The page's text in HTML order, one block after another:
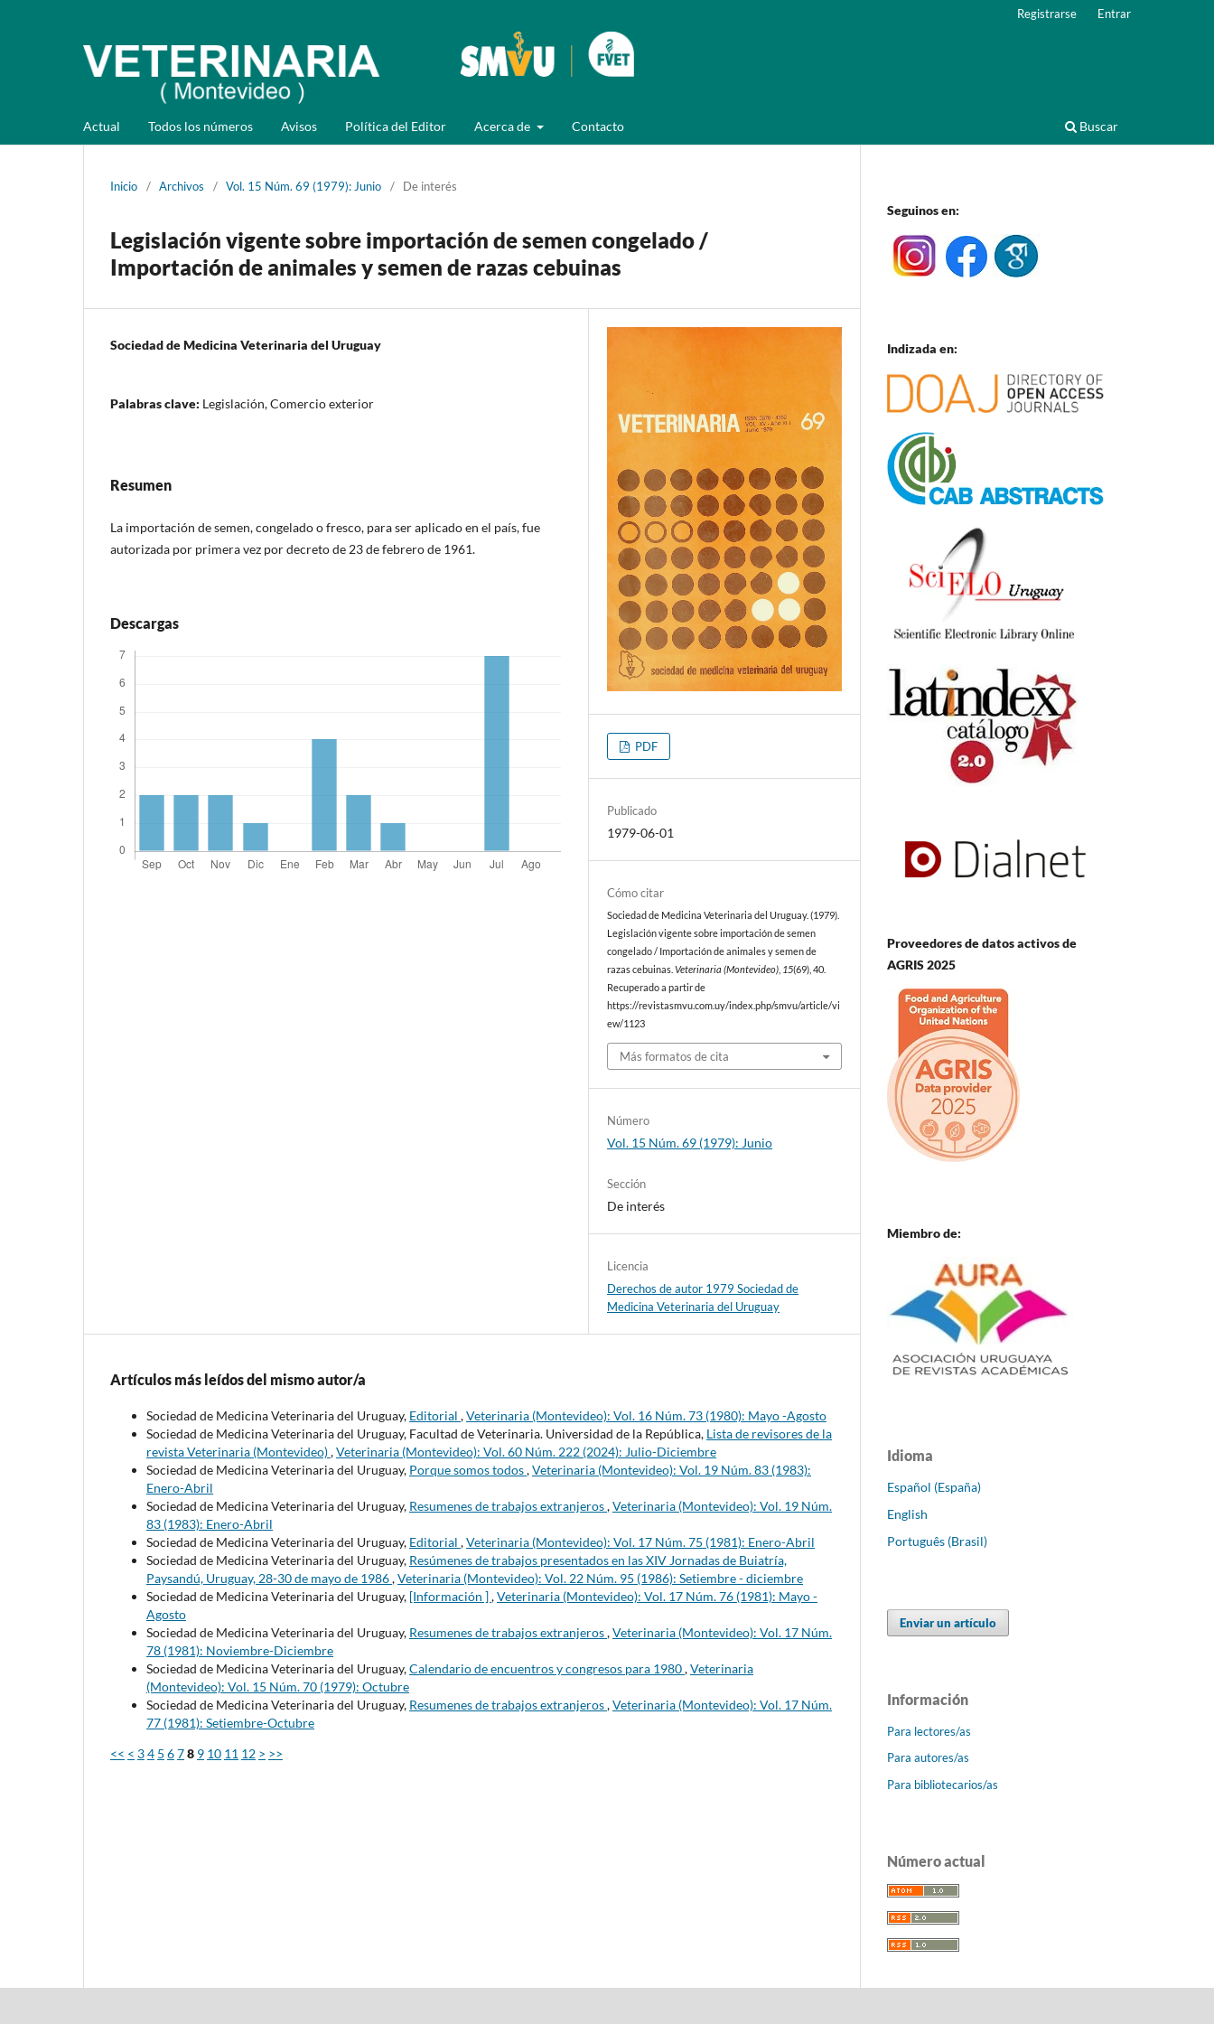
Actual Todos los números Avisos Política del Editor Acerca de Contacto Buscar
Registrarse Entrar
Inicio / Archivos / Vol. 15 Núm. 69 (1979): Junio / De interés
Legislación vigente sobre importación de semen congelado /
Importación de animales y semen de razas cebuinas
Sociedad de Medicina Veterinaria del Uruguay
Palabras clave: Legislación, Comercio exterior
Resumen
La importación de semen, congelado o fresco, para ser aplicado en el país, fue
autorizada por primera vez por decreto de 23 de febrero de 1961.
Descargas
PDF
Publicado
1979-06-01
Cómo citar
Sociedad de Medicina Veterinaria del Uruguay. (1979).
Legislación vigente sobre importación de semen
congelado / Importación de animales y semen de
razas cebuinas.Veterinaria (Montevideo) 15(69), 40.
Recuperado a partir de
https://revistasmvu.com.uy/index.php/smvu/article/vi
ew/1123
Más formatos de cita
Número
Vol. 15 Núm. 69 (1979): Junio
Sección
De interés
Licencia
Derechos de autor 1979 Sociedad de
Medicina Veterinaria del Uruguay
Artículos más leídos del mismo autor/a
Sociedad de Medicina Veterinaria del Uruguay, Editorial ,Veterinaria (Montevideo): Vol. 16 Núm. 73 (1980): Mayo -Agosto
Sociedad de Medicina Veterinaria del Uruguay, Facultad de Veterinaria. Universidad de la República, Lista de revisores de la
revista Veterinaria (Montevideo),Veterinaria (Montevideo): Vol. 60 Núm. 222 (2024): Julio-Diciembre
Sociedad de Medicina Veterinaria del Uruguay, Porque somos todos,Veterinaria (Montevideo): Vol. 19 Núm. 83 (1983):
Enero-Abril
Sociedad de Medicina Veterinaria del Uruguay, Resumenes de trabajos extranjeros,Veterinaria (Montevideo): Vol. 19 Núm.
83 (1983): Enero-Abril
Sociedad de Medicina Veterinaria del Uruguay, Editorial ,Veterinaria (Montevideo): Vol. 17 Núm. 75 (1981): Enero-Abril
Sociedad de Medicina Veterinaria del Uruguay, Resúmenes de trabajos presentados en las XIV Jornadas de Buiatría,
Paysandú, Uruguay, 28-30 de mayo de 1986,Veterinaria (Montevideo): Vol. 22 Núm. 95 (1986): Setiembre - diciembre
Sociedad de Medicina Veterinaria del Uruguay, [Información ],Veterinaria (Montevideo): Vol. 17 Núm. 76 (1981): Mayo -
Agosto
Sociedad de Medicina Veterinaria del Uruguay, Resumenes de trabajos extranjeros,Veterinaria (Montevideo): Vol. 17 Núm.
78 (1981): Noviembre-Diciembre
Sociedad de Medicina Veterinaria del Uruguay,Calendario de encuentros y congresos para 1980,Veterinaria
(Montevideo): Vol. 15 Núm. 70 (1979): Octubre
Sociedad de Medicina Veterinaria del Uruguay, Resumenes de trabajos extranjeros,Veterinaria (Montevideo): Vol. 17 Núm.
77 (1981): Setiembre-Octubre
<< < 34 5 678 9 10 11 12 > >>
Seguinos en:
Indizada en:
Proveedores de datos activos de
AGRIS 2025
Miembro de:
Idioma
Español (España)
English
Português (Brasil)
Enviar un artículo
Información
Para lectores/as
Para autores/as
Para bibliotecarios/as
Número actual